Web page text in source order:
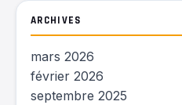
ARCHIVES
mars 2026
février 2026
septembre 2025